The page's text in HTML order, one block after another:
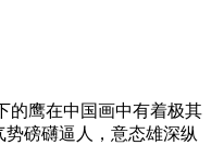
鹰在中国画中有着极其
磅礴逼人，意态雄深纵